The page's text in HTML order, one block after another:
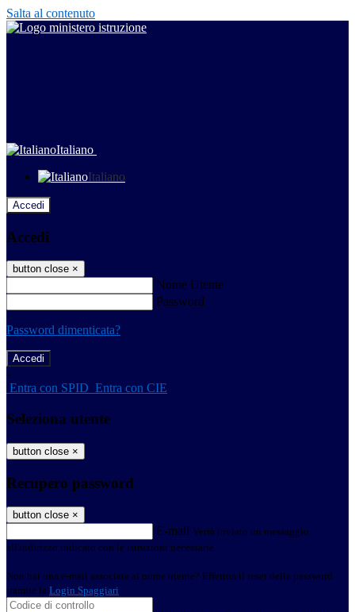
Salta al contenuto
Italiano
Italiano
Accedi
Accedi
button close ×
Nome Utente
Password
Password dimenticata?
-
Entra con SPID Entra con CIE
Seleziona utente
button close ×
Recupero password
button close ×
E-mail Verrà inviato un messaggio
all'indirizzo indicato con le istruzioni necessarie.
Non hai una e-mail associata al nome utente? Effettua il reset della password
tramite la Login Spaggiari